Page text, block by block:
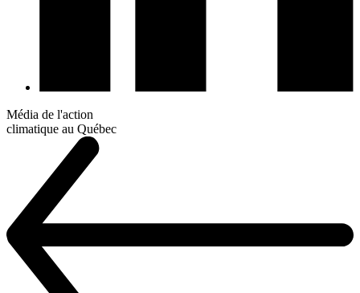
Média de l'action
climatique au Québec